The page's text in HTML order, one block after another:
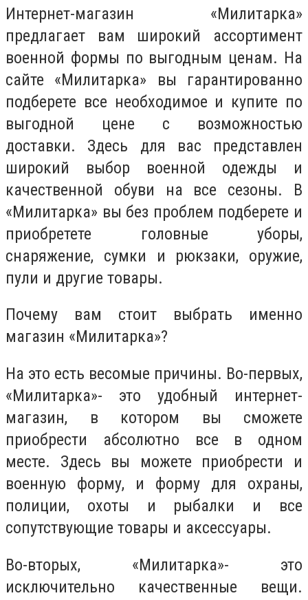
Интернет-магазин «Милитарка»
предлагает вам широкий ассортимент
военной формы по выгодным ценам. На
сайте «Милитарка» вы гарантированно
подберете все необходимое и купите по
выгодной цене с возможностью
доставки. Здесь для вас представлен
широкий выбор военной одежды и
качественной обуви на все сезоны. В
«Милитарка» вы без проблем подберете и
приобретете головные уборы,
снаряжение, сумки и рюкзаки, оружие,
пули и другие товары.
Почему вам стоит выбрать именно
магазин «Милитарка»?
На это есть весомые причины. Во-первых,
«Милитарка»- это удобный интернет-
магазин, в котором вы сможете
приобрести абсолютно все в одном
месте. Здесь вы можете приобрести и
военную форму, и форму для охраны,
полиции, охоты и рыбалки и все
сопутствующие товары и аксессуары.
Во-вторых, «Милитарка»- это
исключительно качественные вещи.